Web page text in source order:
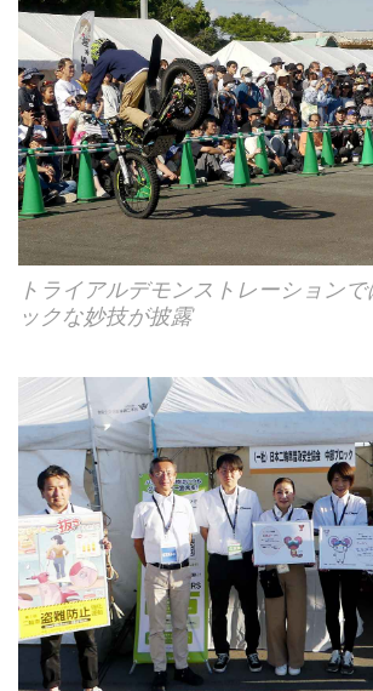
トライアルデモンストレーション
ックな妙技が披露